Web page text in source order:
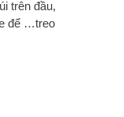
trên đầu,
để …treo